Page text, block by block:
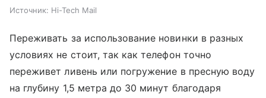
Источник: Hi-Tech Mail
Переживать за использование новинки в разных
условиях не стоит, так как телефон точно
переживет ливень или погружение в пресную воду
на глубину 1,5 метра до 30 минут благодаря